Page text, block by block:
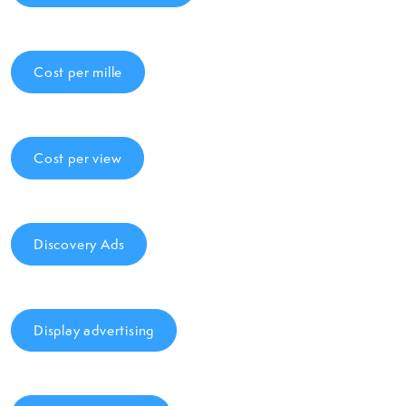
Cost per mille
Cost per view
Discovery Ads
Display advertising